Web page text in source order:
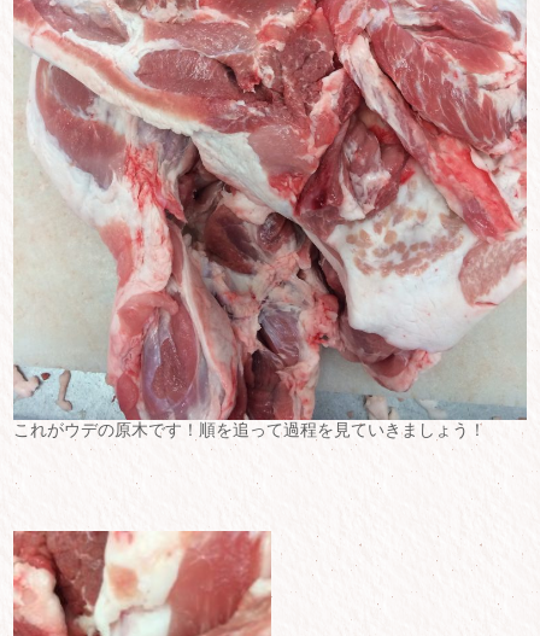
これがウデの原木です！順を追って過程を見ていきましょう！